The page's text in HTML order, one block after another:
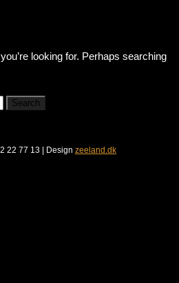
looking for. Perhaps searching
22 77 13 | Design zeeland.dk